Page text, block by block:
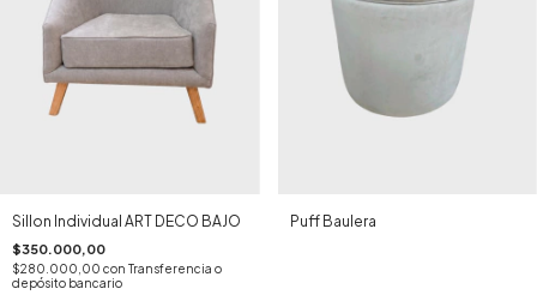
Sillon Individual ART DECO BAJO
$350.000,00
$280.000,00 con Transferencia o
depósito bancario
Puff Baulera